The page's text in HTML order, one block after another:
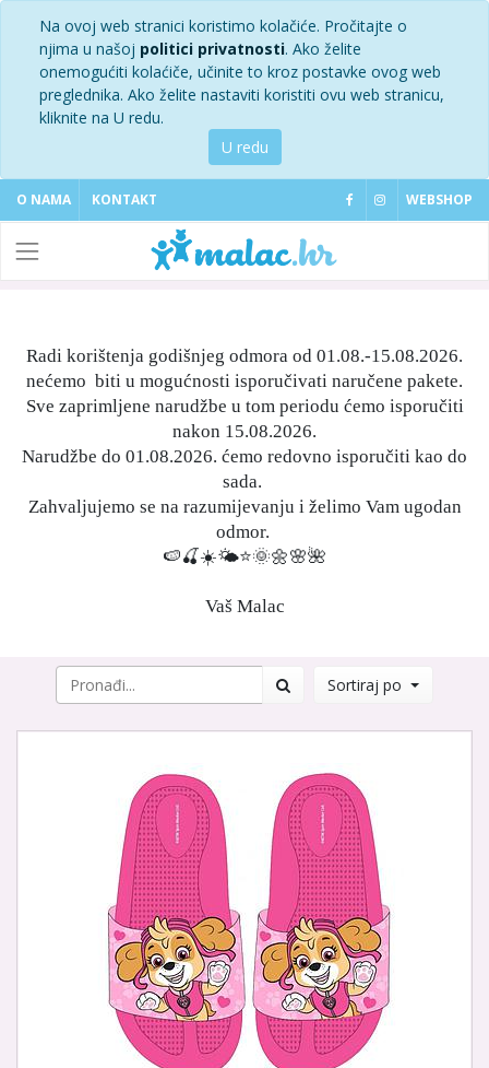
Na ovoj web stranici koristimo kolačiće. Pročitajte o
njima u našoj politici privatnosti. Ako želite
onemogućiti kolaćiče, učinite to kroz postavke ovog web
preglednika. Ako želite nastaviti koristiti ovu web stranicu,
kliknite na U redu.
U redu
O NAMA KONTAKT WEBSHOP
Radi korištenja godišnjeg odmora od 01.08.-15.08.2026.
nećemo biti u mogućnosti isporučivati naručene pakete.
Sve zaprimljene narudžbe u tom periodu ćemo isporučiti
nakon 15.08.2026.
Narudžbe do 01.08.2026. ćemo redovno isporučiti kao do
sada.
Zahvaljujemo se na razumijevanju i želimo Vam ugodan
odmor.
🍉🍒☀️🌤⭐️🌞🌼🌸🌺
Vaš Malac
Sortiraj po